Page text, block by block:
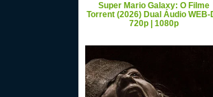
Super Mario Galaxy: O Filme
Torrent (2026) Dual Áudio WEB-
720p | 1080p